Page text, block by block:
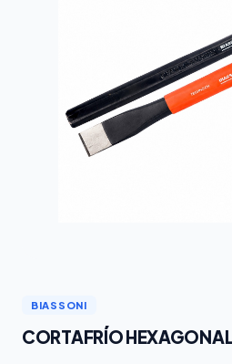
BIASSONI
CORTAFRÍO